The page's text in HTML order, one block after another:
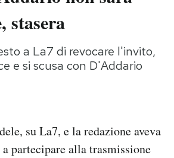
Consumismi
Storie/Idee
Ok Boomer!
Mondiali calcio 2026
stasera
a La7 di revocare l'invito,
e si scusa con D'Addario
su La7, e la redazione aveva
partecipare alla trasmissione